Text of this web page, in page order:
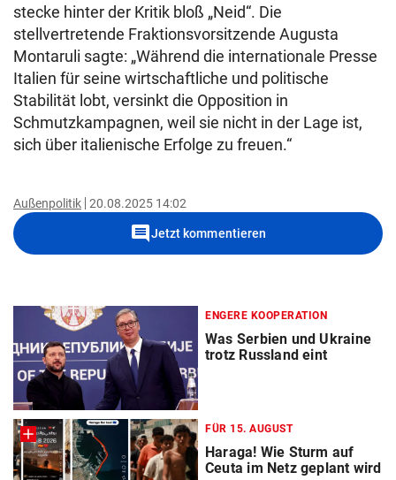
stecke hinter der Kritik bloß „Neid“. Die
stellvertretende Fraktionsvorsitzende Augusta
Montaruli sagte: „Während die internationale Presse
Italien für seine wirtschaftliche und politische
Stabilität lobt, versinkt die Opposition in
Schmutzkampagnen, weil sie nicht in der Lage ist,
sich über italienische Erfolge zu freuen.“
Außenpolitik 20.08.2025 14:02
commentJetzt kommentieren
ENGERE KOOPERATION
Was Serbien und Ukraine
trotz Russland eint
FÜR 15. AUGUST
Haraga! Wie Sturm auf
Ceuta im Netz geplant wird